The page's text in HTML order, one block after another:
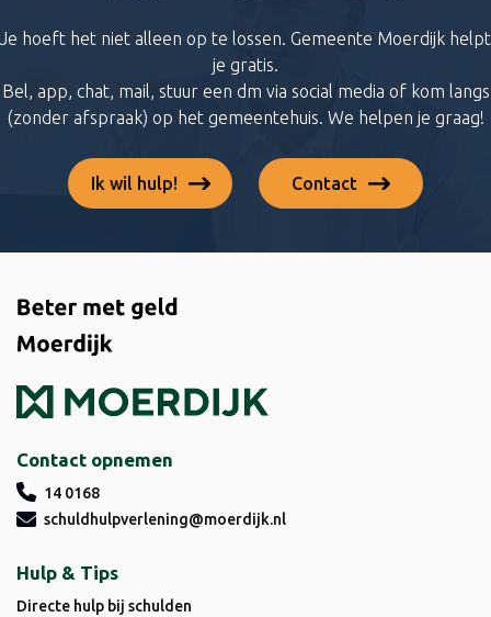
Je hoeft het niet alleen op te lossen. Gemeente Moerdijk helpt
je gratis.
Bel, app, chat, mail, stuur een dm via social media of kom langs
(zonder afspraak) op het gemeentehuis. We helpen je graag!
Ik wil hulp! Contact
Contact opnemen
14 0168
schuldhulpverlening@moerdijk.nl
Hulp & Tips
Directe hulp bij schulden